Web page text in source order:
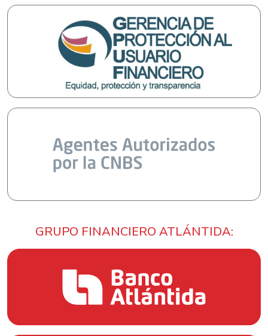
GRUPO FINANCIERO ATLÁNTIDA: